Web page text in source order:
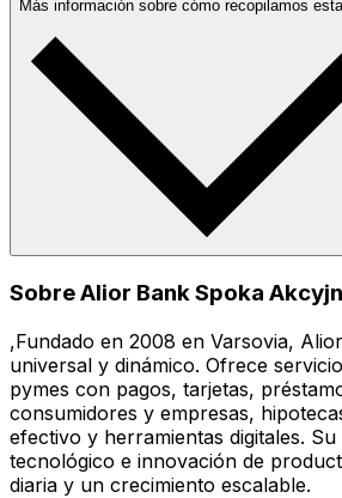
Más información sobre cómo recopilamos
Sobre Alior Bank Spoka
,Fundado en 2008 en Varsovia,
universal y dinámico. Ofrece
pymes con pagos, tarjetas,
consumidores y empresas,
efectivo y herramientas digitales.
tecnológico e innovación de
diaria y un crecimiento escalable.